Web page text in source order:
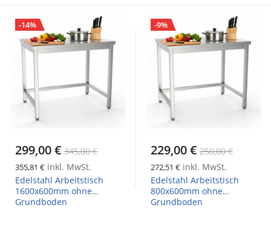
-14%
299,00 € 345,00 €
355,81 € inkl. MwSt.
Edelstahl Arbeitstisch
1600x600mm ohne
Grundboden
-9%
229,00 € 250,00 €
272,51 € inkl. MwSt.
Edelstahl Arbeitstisch
800x600mm ohne
Grundboden